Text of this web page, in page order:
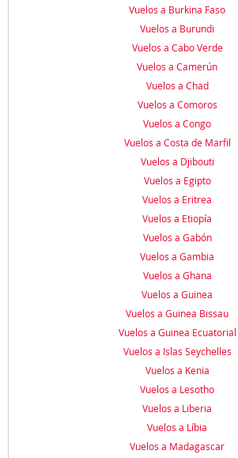
Vuelos a Burkina Faso
Vuelos a Burundi
Vuelos a Cabo Verde
Vuelos a Camerún
Vuelos a Chad
Vuelos a Comoros
Vuelos a Congo
Vuelos a Costa de Marfil
Vuelos a Djibouti
Vuelos a Egipto
Vuelos a Eritrea
Vuelos a Etiopía
Vuelos a Gabón
Vuelos a Gambia
Vuelos a Ghana
Vuelos a Guinea
Vuelos a Guinea Bissau
Vuelos a Guinea Ecuatorial
Vuelos a Islas Seychelles
Vuelos a Kenia
Vuelos a Lesotho
Vuelos a Liberia
Vuelos a Líbia
Vuelos a Madagascar